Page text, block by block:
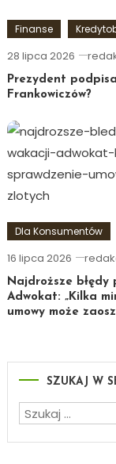
Finanse
28 lipca 2026
Prezydent
Frankowiczów?
Dla Konsumentów
16 lipca 2026
Najdroższe błędy
Adwokat: „Kilka
umowy może
SZUKAJ W